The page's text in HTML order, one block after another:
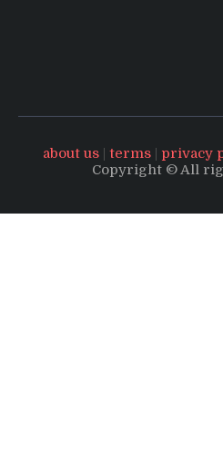
about us| terms| privacy
Copyright © All